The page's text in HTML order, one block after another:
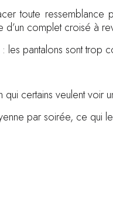
toute
complet croisé à
pantalons sont trop
certains veulent voir
par soirée, ce qui